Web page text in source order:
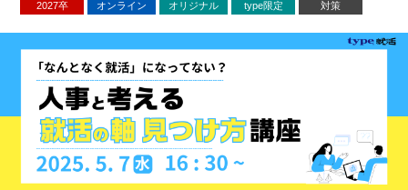
2027卒 オンライン オリジナル type限定 対策